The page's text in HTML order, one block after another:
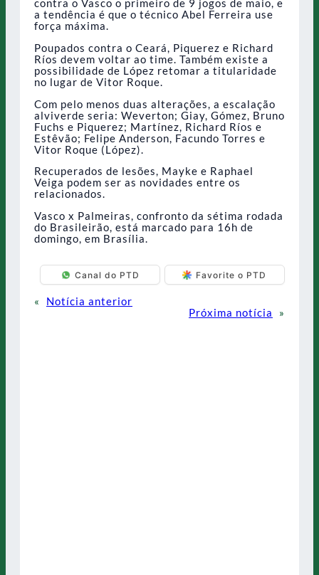
contra o Vasco o primeiro de 9 jogos de maio, e
a tendência é que o técnico Abel Ferreira use
força máxima.
Poupados contra o Ceará, Piquerez e Richard
Ríos devem voltar ao time. Também existe a
possibilidade de López retomar a titularidade
no lugar de Vitor Roque.
Com pelo menos duas alterações, a escalação
alviverde seria: Weverton; Giay, Gómez, Bruno
Fuchs e Piquerez; Martínez, Richard Ríos e
Estêvão; Felipe Anderson, Facundo Torres e
Vitor Roque (López).
Recuperados de lesões, Mayke e Raphael
Veiga podem ser as novidades entre os
relacionados.
Vasco x Palmeiras, confronto da sétima rodada
do Brasileirão, está marcado para 16h de
domingo, em Brasília.
Canal do PTD Favorite o PTD
«
Notícia anterior
Próxima notícia
»